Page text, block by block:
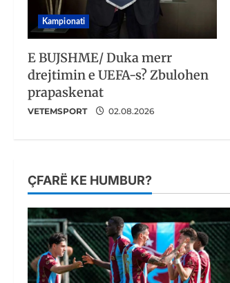
Kampionati
E BUJSHME/ Duka merr
drejtimin e UEFA-s? Zbulohen
prapaskenat
VETEMSPORT 02.08.2026
ÇFARË KE HUMBUR?